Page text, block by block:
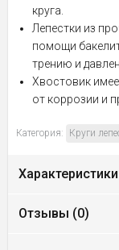
круга.
Лепестки из
помощи
трению и
Хвостовик
от коррозии и
Категория: Круги
Отзывы (0)